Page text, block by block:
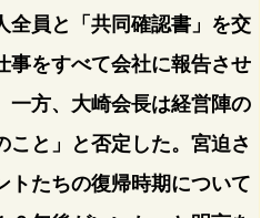
全員と「共同確認書」を交
事をすべて会社に報告させ
一方、大崎会長は経営陣の
こと」と否定した。宮迫さ
トたちの復帰時期について